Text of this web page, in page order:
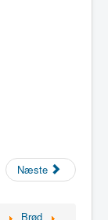
Næste
Brød